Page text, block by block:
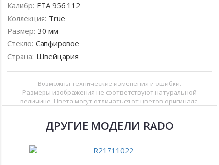
Калибр: ETA 956.112
Коллекция: True
Размер: 30 мм
Стекло: Сапфировое
Страна: Швейцария
Возможны технические изменения и ошибки.
Размеры изображения не соответствуют натуральной
величине. Цвета могут отличаться от цветов оригинала.
ДРУГИЕ МОДЕЛИ RADO